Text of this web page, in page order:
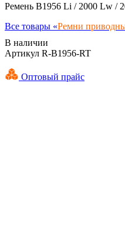
Ремень B1956 Li / 2000 Lw /
Все товары «Ремни
В наличии
Артикул R-B1956-RT
Оптовый прайс